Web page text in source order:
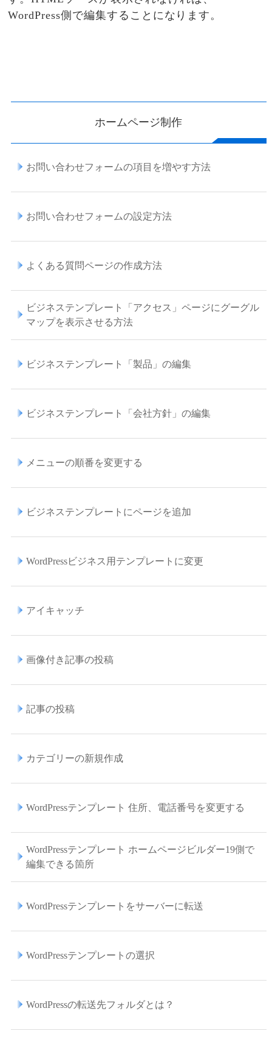
WordPress側で編集することになります。
ホームページ制作
お問い合わせフォームの項目を増やす方法
お問い合わせフォームの設定方法
よくある質問ページの作成方法
ビジネステンプレート「アクセス」ページにグーグル
マップを表示させる方法
ビジネステンプレート「製品」の編集
ビジネステンプレート「会社方針」の編集
メニューの順番を変更する
ビジネステンプレートにページを追加
WordPressビジネス用テンプレートに変更
アイキャッチ
画像付き記事の投稿
記事の投稿
カテゴリーの新規作成
WordPressテンプレート 住所、電話番号を変更する
WordPressテンプレート ホームページビルダー19側で
編集できる箇所
WordPressテンプレートをサーバーに転送
WordPressテンプレートの選択
WordPressの転送先フォルダとは？